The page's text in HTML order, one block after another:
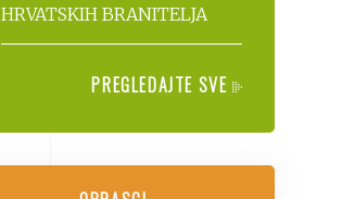
HRVATSKIH BRANITELJA
PREGLEDAJTE SVE